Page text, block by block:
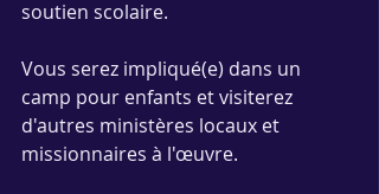
soutien scolaire.
Vous serez impliqué(e) dans un
camp pour enfants et visiterez
d'autres ministères locaux et
missionnaires à l'œuvre.